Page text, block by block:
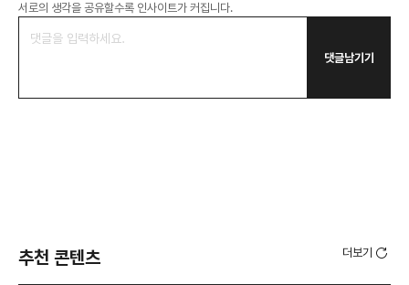
서로의 생각을 공유할수록 인사이트가 커집니다.
댓글남기기
추천 콘텐츠 더보기